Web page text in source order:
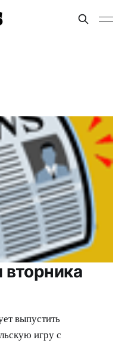
вторника
выпустить
игру с